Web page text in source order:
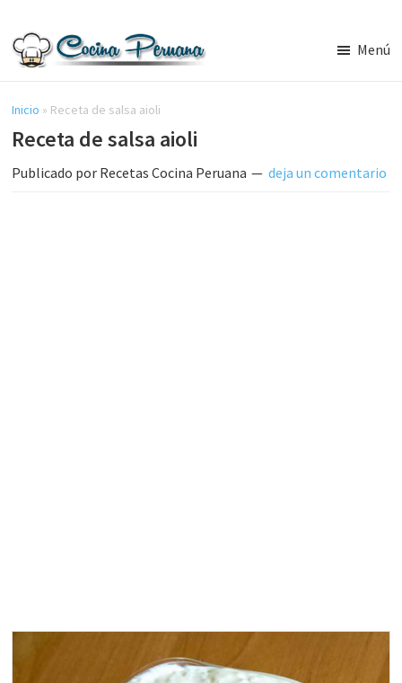
contenido
lateral
principal
Cocina
Peruana,
Recetas
de
Comida
Menú
Inicio » Receta de salsa aioli
Receta de salsa aioli
Publicado por Recetas Cocina Peruana deja un comentario